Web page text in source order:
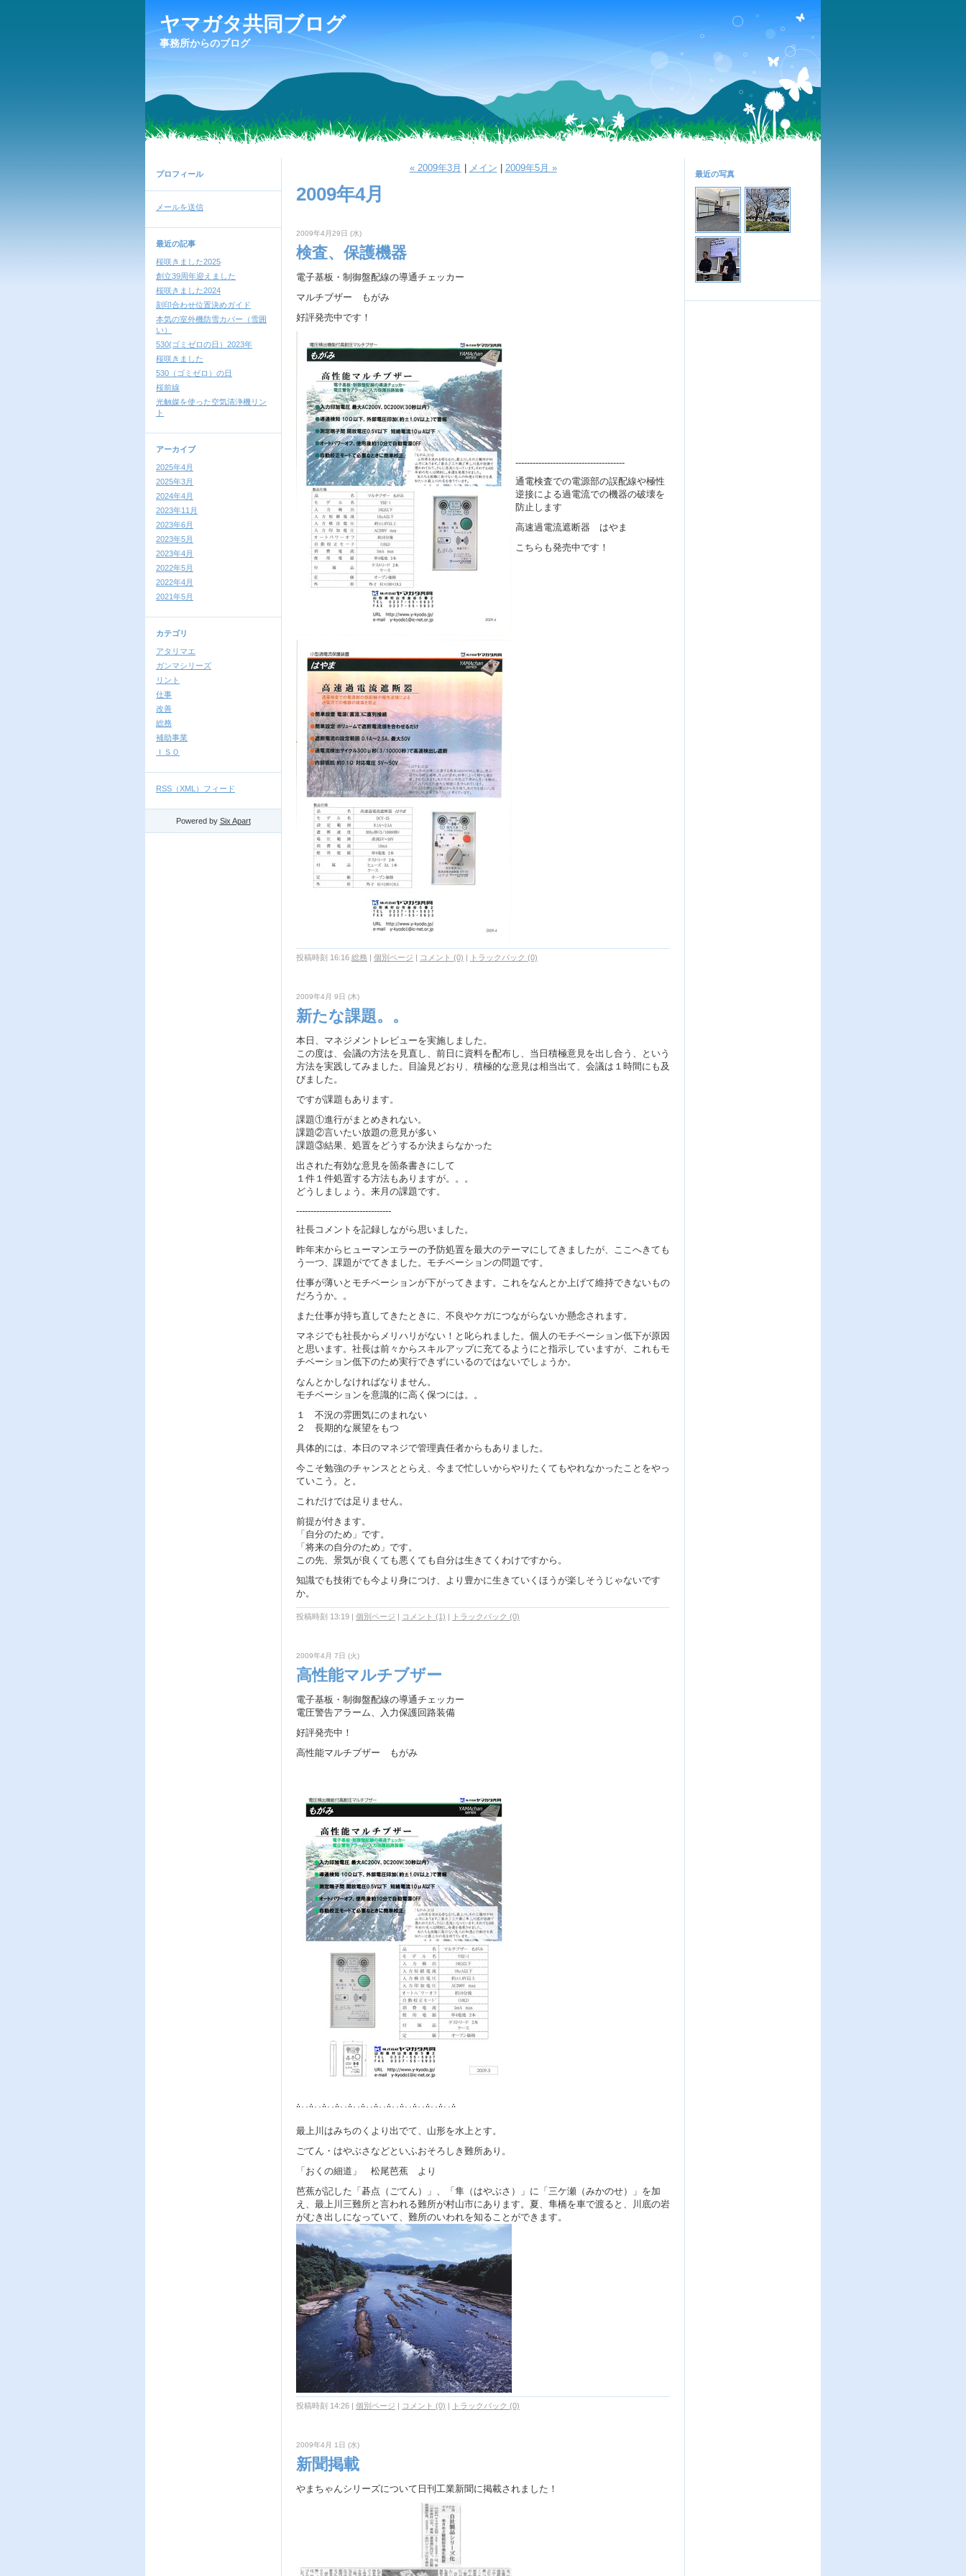
ヤマガタ共同ブログ
事務所からのブログ
プロフィール
メールを送信
最近の記事
桜咲きました2025
創立39周年迎えました
桜咲きました2024
刻印合わせ位置決めガイド
本気の室外機防雪カバー（雪囲
い）
530(ゴミゼロの日）2023年
桜咲きました
530（ゴミゼロ）の日
桜前線
光触媒を使った空気清浄機リン
ト
アーカイブ
2025年4月
2025年3月
2024年4月
2023年11月
2023年6月
2023年5月
2023年4月
2022年5月
2022年4月
2021年5月
カテゴリ
アタリマエ
ガンマシリーズ
リント
仕事
改善
総務
補助事業
ＩＳＯ
RSS（XML）フィード
Powered by Six Apart
« 2009年3月 メイン 2009年5月 »
2009年4月
2009年4月29日 (水)
検査、保護機器
電子基板・制御盤配線の導通チェッカー
マルチブザー もがみ
好評発売中です！
--------------------------------------
通電検査での電源部の誤配線や極性
逆接による過電流での機器の破壊を
防止します
高速過電流遮断器 はやま
こちらも発売中です！
投稿時刻 16:16 総務 | 個別ページ | コメント (0) | トラックバック (0)
2009年4月 9日 (木)
新たな課題。。
本日、マネジメントレビューを実施しました。
この度は、会議の方法を見直し、前日に資料を配布し、当日積極意見を出し合う、という
方法を実践してみました。目論見どおり、積極的な意見は相当出て、会議は１時間にも及
びました。
ですが課題もあります。
課題①進行がまとめきれない。
課題②言いたい放題の意見が多い
課題③結果、処置をどうするか決まらなかった
出された有効な意見を箇条書きにして
１件１件処置する方法もありますが。。。
どうしましょう。来月の課題です。
---------------------------------
社長コメントを記録しながら思いました。
昨年末からヒューマンエラーの予防処置を最大のテーマにしてきましたが、ここへきても
う一つ、課題がでてきました。モチベーションの問題です。
仕事が薄いとモチベーションが下がってきます。これをなんとか上げて維持できないもの
だろうか。。
また仕事が持ち直してきたときに、不良やケガにつながらないか懸念されます。
マネジでも社長からメリハリがない！と叱られました。個人のモチベーション低下が原因
と思います。社長は前々からスキルアップに充てるようにと指示していますが、これもモ
チベーション低下のため実行できずにいるのではないでしょうか。
なんとかしなければなりません。
モチベーションを意識的に高く保つには。。
１ 不況の雰囲気にのまれない
２ 長期的な展望をもつ
具体的には、本日のマネジで管理責任者からもありました。
今こそ勉強のチャンスととらえ、今まで忙しいからやりたくてもやれなかったことをやっ
ていこう。と。
これだけでは足りません。
前提が付きます。
「自分のため」です。
「将来の自分のため」です。
この先、景気が良くても悪くても自分は生きてくわけですから。
知識でも技術でも今より身につけ、より豊かに生きていくほうが楽しそうじゃないです
か。
投稿時刻 13:19 | 個別ページ | コメント (1) | トラックバック (0)
2009年4月 7日 (火)
高性能マルチブザー
電子基板・制御盤配線の導通チェッカー
電圧警告アラーム、入力保護回路装備
好評発売中！
高性能マルチブザー もがみ
∴..∴..∴..∴..∴..∴..∴..∴..∴..∴ ..∴..∴..∴
最上川はみちのくより出でて、山形を水上とす。
ごてん・はやぶさなどといふおそろしき難所あり。
「おくの細道」 松尾芭蕉 より
芭蕉が記した「碁点（ごてん）」、「隼（はやぶさ）」に「三ケ瀬（みかのせ）」を加
え、最上川三難所と言われる難所が村山市にあります。夏、隼橋を車で渡ると、川底の岩
がむき出しになっていて、難所のいわれを知ることができます。
投稿時刻 14:26 | 個別ページ | コメント (0) | トラックバック (0)
2009年4月 1日 (水)
新聞掲載
やまちゃんシリーズについて日刊工業新聞に掲載されました！
最近の写真